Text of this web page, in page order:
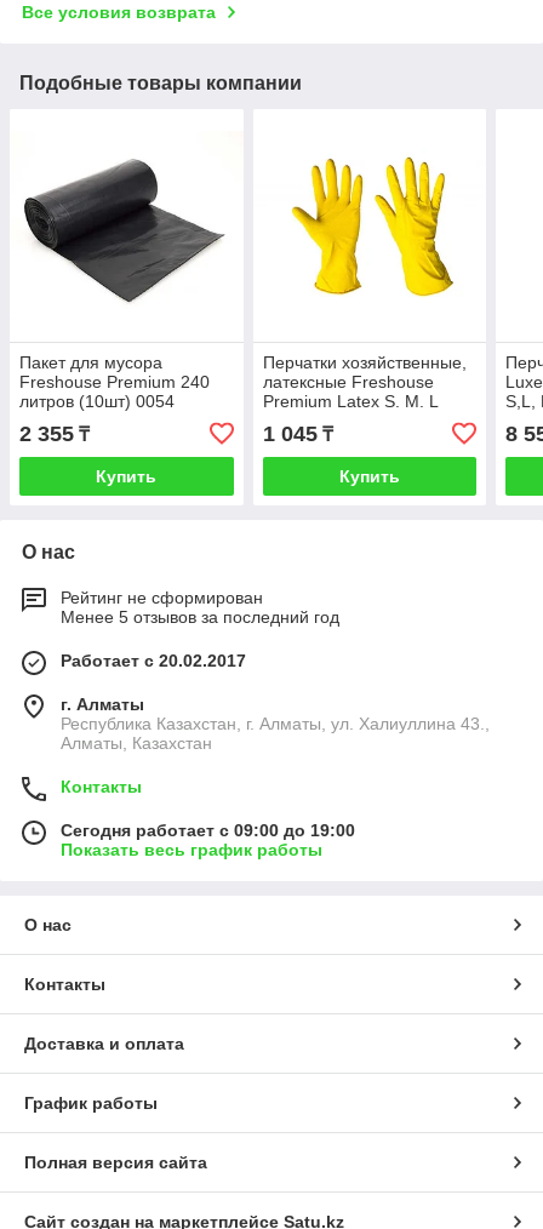
Все условия возврата
Подобные товары компании
Пакет для мусора
Freshouse Premium 240
литров (10шт) 0054
2 355 ₸
Купить
Перчатки хозяйственные,
латексные Freshouse
Premium Latex S. M. L
1 045₸
Купить
S,L,
8
О нас
Рейтинг не сформирован
Менее 5 отзывов за последний год
Работает с 20.02.2017
г. Алматы
Республика Казахстан, г. Алматы, ул. Халиуллина 43.,
Алматы, Казахстан
Контакты
Сегодня работает с 09:00 до 19:00
Показать весь график работы
О нас
Контакты
Доставка и оплата
График работы
Полная версия сайта
Сайт создан на маркетплейсе Satu.kz